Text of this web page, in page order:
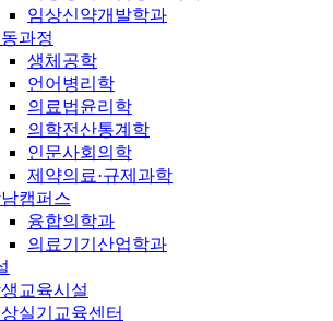
임상신약개발학과
과정
생체공학
언어병리학
의료법윤리학
의학전산통계학
인문사회의학
제약의료·규제과학
캠퍼스
융합의학과
의료기기산업학과
교육시설
실기교육센터